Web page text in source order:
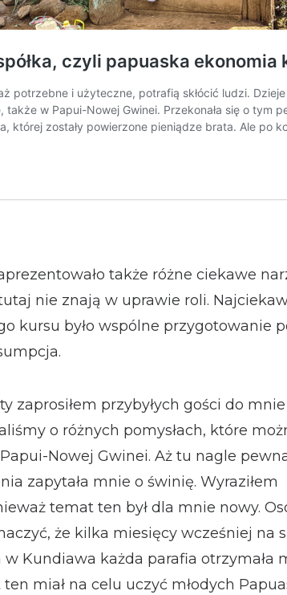
także różne ciekawe
nie znają w uprawie roli.
kursu było wspólne przygotowanie
zaprosiłem przybyłych gości do
o różnych pomysłach, które
Nowej Gwinei. Aż tu nagle
zapytała mnie o świnię. Wyraziłem
temat ten był dla mnie nowy.
że kilka miesięcy wcześniej na
Kundiawa każda parafia otrzymała
miał na celu uczyć młodych